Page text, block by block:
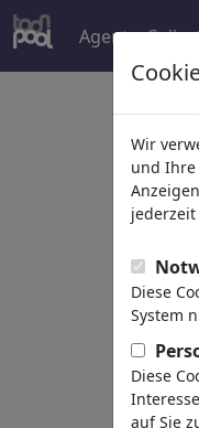
Agent
Wir
und Ihre
Diese
System
Diese
auf Sie